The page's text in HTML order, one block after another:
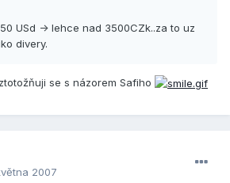
USd -> lehce nad 3500CZk..za to uz
divery.
se s názorem Safiho
2007